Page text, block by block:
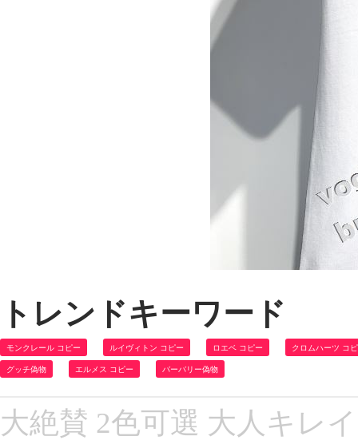
トレンドキーワード
モンクレール コピー ルイヴィトン コピー ロエベ コピー クロムハーツ コ
グッチ偽物 エルメス コピー バーバリー偽物
大絶賛 2色可選 大人キレ